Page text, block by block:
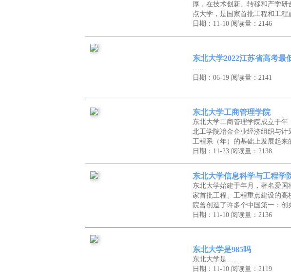
厚，在技术创新、转移和产学
点大学，是国家首批工程和工
日期：11-10 阅读量：2146
东北大学2022江苏省高考最
……
日期：06-19 阅读量：2141
东北大学工商管理学院
东北大学工商管理学院成立于
北工学院冶金企业经济组织与
工程系（年）的基础上发展起
日期：11-23 阅读量：2138
东北大学信息科学与工程学
东北大学始建于年月，著名爱
家首批工程、工程重点建设的
院曾创造了许多个中国第一：
日期：11-10 阅读量：2136
东北大学是985吗
东北大学是……
日期：11-10 阅读量：2119